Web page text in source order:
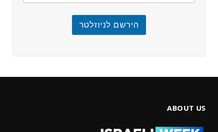
הירשם לניוזלטר
ABOUT US